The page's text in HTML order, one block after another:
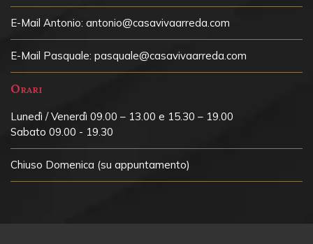
E-Mail Antonio: antonio@casavivaarreda.com
E-Mail Pasquale: pasquale@casavivaarreda.com
Orari
Lunedì / Venerdì 09.00 – 13.00 e 15.30 – 19.00
Sabato 09.00 - 19.30
Chiuso Domenica (su appuntamento)